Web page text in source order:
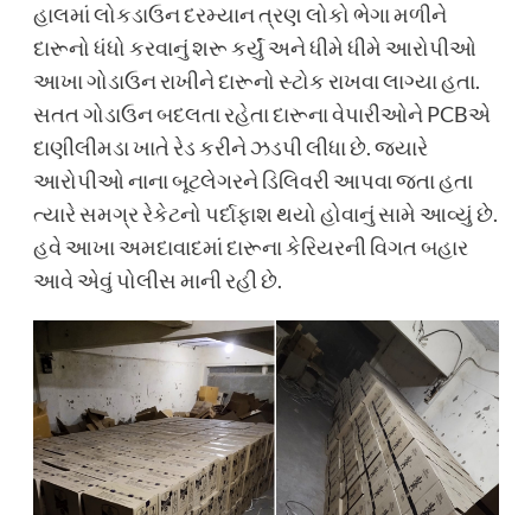
હાલમાં લોકડાઉન દરમ્યાન ત્રણ લોકો ભેગા મળીને
દારૂનો ધંધો કરવાનું શરૂ કર્યું અને ધીમે ધીમે આરોપીઓ
આખા ગોડાઉન રાખીને દારૂનો સ્ટોક રાખવા લાગ્યા હતા.
સતત ગોડાઉન બદલતા રહેતા દારૂના વેપારીઓને PCBએ
દાણીલીમડા ખાતે રેડ કરીને ઝડપી લીધા છે. જ્યારે
આરોપીઓ નાના બૂટલેગરને ડિલિવરી આપવા જતા હતા
ત્યારે સમગ્ર રેકેટનો પર્દાફાશ થયો હોવાનું સામે આવ્યું છે.
હવે આખા અમદાવાદમાં દારૂના કેરિયરની વિગત બહાર
આવે એવું પોલીસ માની રહી છે.